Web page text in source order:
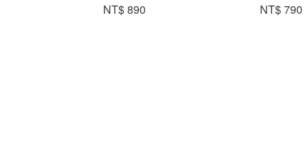
NT$ 890
NT$ 790